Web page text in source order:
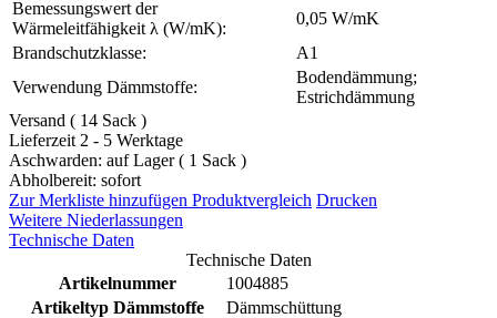
Bemessungswert der
Wärmeleitfähigkeit λ (W/mK):
0,05 W/mK
Brandschutzklasse:
A1
Verwendung Dämmstoffe:
Bodendämmung;
Estrichdämmung
Versand ( 14 Sack )
Lieferzeit 2 - 5 Werktage
Aschwarden: auf Lager ( 1 Sack )
Abholbereit: sofort
Zur Merkliste hinzufügen Produktvergleich Drucken
Weitere Niederlassungen
Technische Daten
Technische Daten
Artikelnummer
1004885
Artikeltyp Dämmstoffe
Dämmschüttung